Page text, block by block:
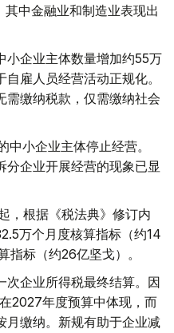
中金融业和制造业表现出
小企业主体数量增加约55万
雇人员经营活动正规化。
需缴纳税款，仅需缴纳社会
小企业主体停止经营。
分企业开展经营的现象已显
，根据《税法典》修订内
万个月度核算指标（约14
标（约26亿坚戈）。
次企业所得税最终结算。因
2027年度预算中体现，而
月缴纳。新规有助于企业减